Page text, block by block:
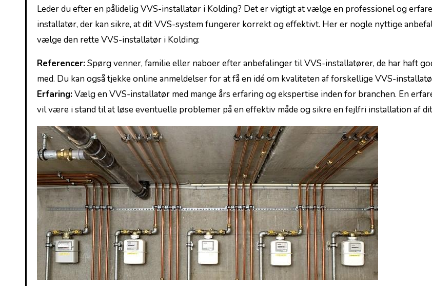
Leder du efter en pålidelig VVS-installatør i Kolding? Det er vigtigt at vælge en professionel og
installatør, der kan sikre, at dit VVS-system fungerer korrekt og effektivt. Her er‍ nogle nyttige
vælge den rette VVS-installatør i Kolding:
Referencer:Spørg venner, familie eller naboer efter anbefalinger til VVS-installatører, de har haft
med. Du kan også tjekke online anmeldelser for at få ​en idé om kvaliteten af forskellige VVS-
Erfaring:Vælg en VVS-installatør med mange års ⁤erfaring og ekspertise​ inden for branchen. En
vil være i stand til at løse eventuelle problemer på ⁣en effektiv måde og sikre ⁢en fejlfri installation af